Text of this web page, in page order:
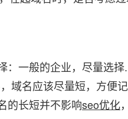
：一般的企业，尽量选
域名应该尽量短，方便
的长短并不影响seo优化